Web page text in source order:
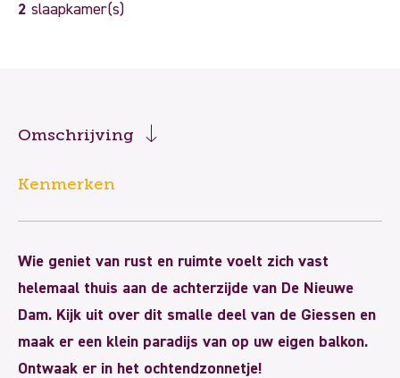
2 slaapkamer(s)
Omschrijving
Kenmerken
Wie geniet van rust en ruimte voelt zich vast
helemaal thuis aan de achterzijde van De Nieuwe
Dam. Kijk uit over dit smalle deel van de Giessen en
maak er een klein paradijs van op uw eigen balkon.
Ontwaak er in het ochtendzonnetje!